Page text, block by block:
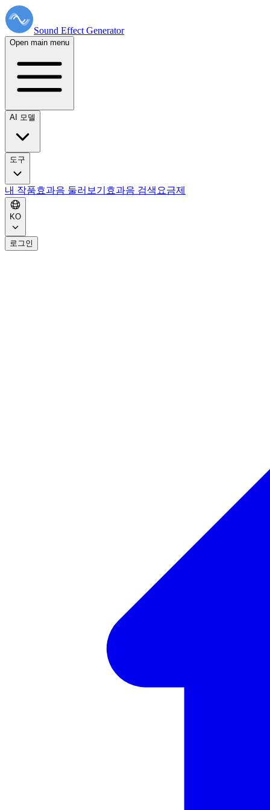
Sound Effect Generator
Open main menu
AI 모델
도구
내 작품효과음 둘러보기 효과음 검색 요금제
KO
로그인